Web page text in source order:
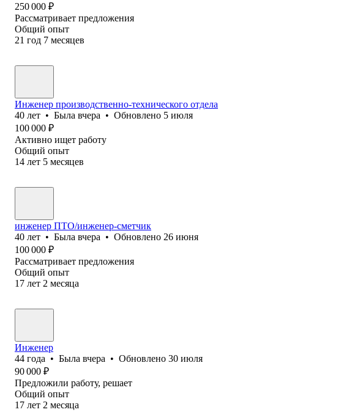
250 000 ₽
Рассматривает предложения
Общий опыт
21 год 7 месяцев
Инженер производственно-технического отдела
40 лет • Была вчера • Обновлено 5 июля
100 000 ₽
Активно ищет работу
Общий опыт
14 лет 5 месяцев
инженер ПТО/инженер-сметчик
40 лет • Была вчера • Обновлено 26 июня
100 000 ₽
Рассматривает предложения
Общий опыт
17 лет 2 месяца
Инженер
44 года • Была вчера • Обновлено 30 июля
90 000 ₽
Предложили работу, решает
Общий опыт
17 лет 2 месяца